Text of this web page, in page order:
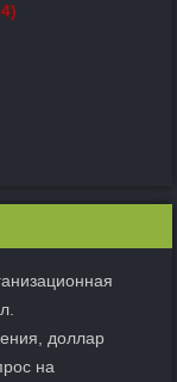
доллар
на